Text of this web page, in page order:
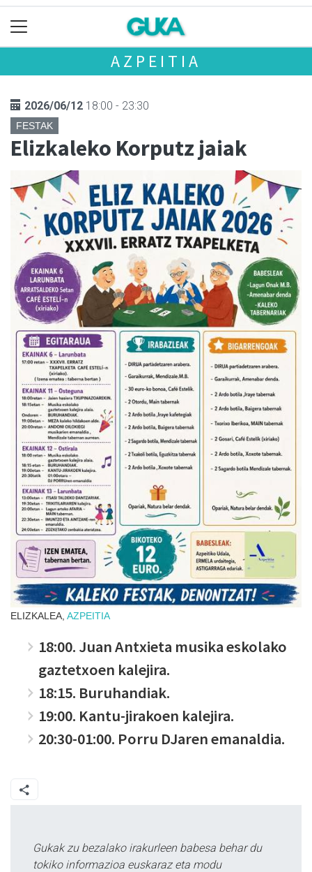
AZPEITIA
2026/06/12 18:00 - 23:30
FESTAK
Elizkaleko Korputz jaiak
ELIZKALEA, AZPEITIA
18:00. Juan Antxieta musika eskolako
gaztetxoen kalejira.
18:15. Buruhandiak.
19:00. Kantu-jirakoen kalejira.
20:30-01:00. Porru DJaren emanaldia.
Gukak zu bezalako irakurleen babesa behar du
tokiko informazioa euskaraz eta modu